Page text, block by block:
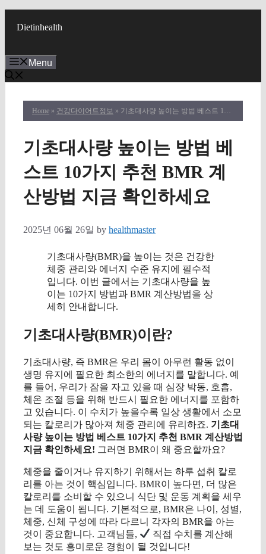
Dietinhealth
Menu
Home » 건강다이어트정보 » 기초대사량 높이는 방법 베스트 10가지 추천 BMR 계산방법 지금 확인하세요
기초대사량 높이는 방법 베
스트 10가지 추천 BMR 계
산방법 지금 확인하세요
2025년 06월 26일 by healthmaster
기초대사량(BMR)을 높이는 것은 건강한
체중 관리와 에너지 수준 유지에 필수적
입니다. 이번 글에서는 기초대사량을 높
이는 10가지 방법과 BMR 계산방법을 상
세히 안내합니다.
기초대사량(BMR)이란?
기초대사량, 즉 BMR은 우리 몸이 아무런 활동 없이
생명 유지에 필요한 최소한의 에너지를 말합니다. 예
를 들어, 우리가 잠을 자고 있을 때 심장 박동, 호흡,
체온 조절 등을 위해 반드시 필요한 에너지를 포함하
고 있습니다. 이 수치가 높을수록 일상 생활에서 소모
되는 칼로리가 많아져 체중 관리에 유리하죠. 기초대
사량 높이는 방법 베스트 10가지 추천 BMR 계산방법
지금 확인하세요! 그러면 BMR이 왜 중요할까요?
체중을 줄이거나 유지하기 위해서는 하루 섭취 칼로
리를 아는 것이 핵심입니다. BMR이 높다면, 더 많은
칼로리를 소비할 수 있으니 식단 및 운동 계획을 세우
는 데 도움이 됩니다. 기본적으로, BMR은 나이, 성별,
체중, 신체 구성에 따라 다르니 각자의 BMR을 아는
것이 중요합니다. 고객님들,
직접 수치를 계산해
보는 것도 흥미로운 경험이 될 것입니다!